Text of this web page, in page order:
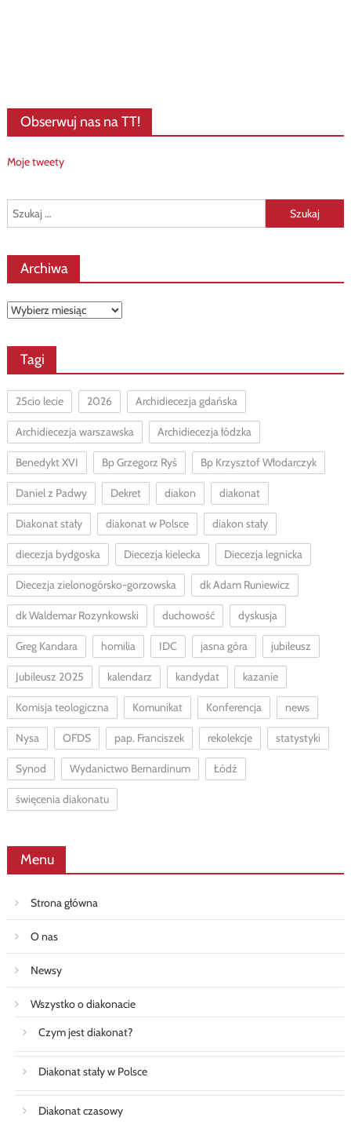
Obserwuj nas na TT!
Moje tweety
Szukaj:
Archiwa
Archiwa
Tagi
25cio lecie 2026 Archidiecezja gdańska
Archidiecezja warszawska Archidiecezja łódzka
Benedykt XVI Bp Grzegorz Ryś Bp Krzysztof Włodarczyk
Daniel z Padwy Dekret diakon diakonat
Diakonat stały diakonat w Polsce diakon stały
diecezja bydgoska Diecezja kielecka Diecezja legnicka
Diecezja zielonogórsko-gorzowska dk Adam Runiewicz
dk Waldemar Rozynkowski duchowość dyskusja
Greg Kandara homilia IDC jasna góra jubileusz
Jubileusz 2025 kalendarz kandydat kazanie
Komisja teologiczna Komunikat Konferencja news
Nysa OFDS pap. Franciszek rekolekcje statystyki
Synod Wydanictwo Bernardinum Łódź
święcenia diakonatu
Menu
Strona główna
O nas
Newsy
Wszystko o diakonacie
Czym jest diakonat?
Diakonat stały w Polsce
Diakonat czasowy